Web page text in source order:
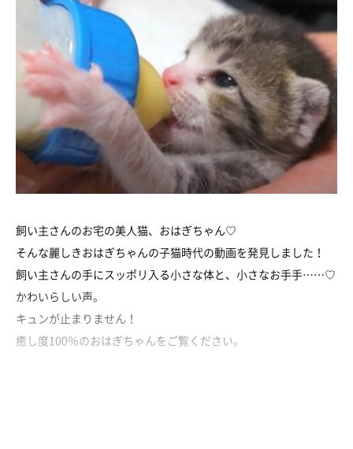
飼い主さんのお宅の美人猫、おはぎちゃん♡
そんな麗しきおはぎちゃんの子猫時代の動画を発見しました！
飼い主さんの手にスッポリ入る小さな体と、小さなお手手……♡
かわいらしい声。
キュンが止まりません！
癒し度100％のおはぎちゃんをご覧ください。